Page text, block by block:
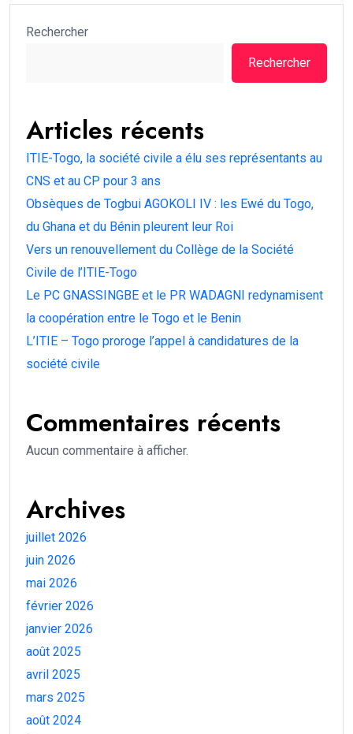
Rechercher
Rechercher
Articles récents
ITIE-Togo, la société civile a élu ses représentants au
CNS et au CP pour 3 ans
Obsèques de Togbui AGOKOLI IV : les Ewé du Togo,
du Ghana et du Bénin pleurent leur Roi
Vers un renouvellement du Collège de la Société
Civile de l’ITIE-Togo
Le PC GNASSINGBE et le PR WADAGNI redynamisent
la coopération entre le Togo et le Benin
L’ITIE – Togo proroge l’appel à candidatures de la
société civile
Commentaires récents
Aucun commentaire à afficher.
Archives
juillet 2026
juin 2026
mai 2026
février 2026
janvier 2026
août 2025
avril 2025
mars 2025
août 2024